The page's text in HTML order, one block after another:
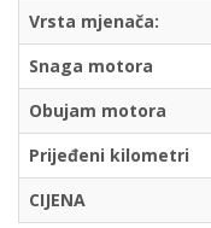
Vrsta mjenača:
Snaga motora
Obujam motora
Prijeđeni kilometri
CIJENA